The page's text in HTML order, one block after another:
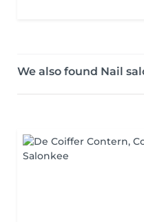
We also found Nail